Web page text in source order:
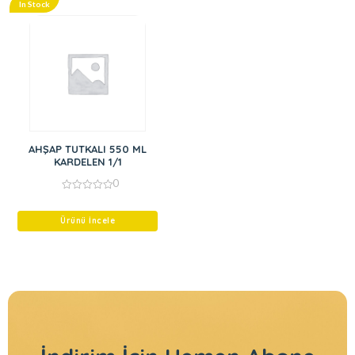
In Stock
AHŞAP TUTKALI 550 ML
KARDELEN 1/1
of
0
Ürünü İncele